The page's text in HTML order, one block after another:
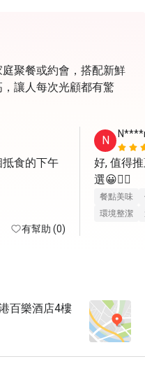
聚餐或約會，搭配新鮮
讓人每次光顧都有驚
食的下午
有幫助 (0)
N
好, 值得
選😀👍🏼
餐點美味
環境整潔
百樂酒店4樓